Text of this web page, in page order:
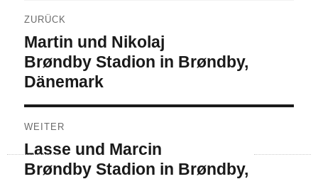
ZURÜCK
Vorheriger
Beitrag:
Martin und Nikolaj
Brøndby Stadion in Brøndby,
Dänemark
WEITER
Nächster
Beitrag:
Lasse und Marcin
Brøndby Stadion in Brøndby,